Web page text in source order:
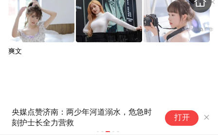
泉水书房落户济南百年建筑，来
这里邂逅摩登慢时光
打开
爽文